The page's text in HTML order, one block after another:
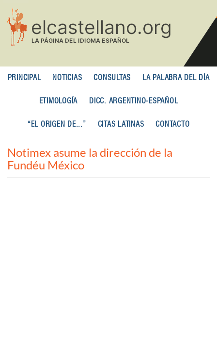
contenido
principal
PRINCIPAL NOTICIAS CONSULTAS LA PALABRA DEL DÍA
ETIMOLOGÍA DICC. ARGENTINO-ESPAÑOL
“EL ORIGEN DE...” CITAS LATINAS CONTACTO
Notimex asume la dirección de la
Fundéu México